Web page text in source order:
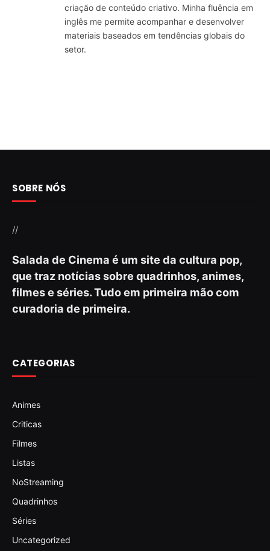
criação de conteúdo criativo. Minha fluência em
inglês me permite acompanhar e desenvolver
materiais baseados em tendências globais do
setor.
SOBRE NÓS
//
Salada de Cinema é um site da cultura pop,
que traz notícias sobre quadrinhos, animes,
filmes e séries. Tudo em primeira mão com
curadoria de primeira.
CATEGORIAS
Animes
Criticas
Filmes
Listas
NoStreaming
Quadrinhos
Séries
Uncategorized